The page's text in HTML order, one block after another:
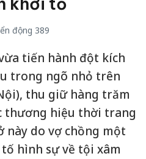
động 389
tiến hành đột kích
trong ngõ nhỏ trên
thu giữ hàng trăm
thương hiệu thời trang
này do vợ chồng một
hình sự về tội xâm